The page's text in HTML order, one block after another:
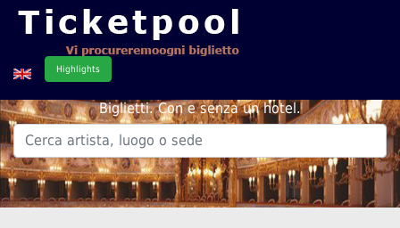
Highlights
Biglietti. Con e senza un hotel.
.